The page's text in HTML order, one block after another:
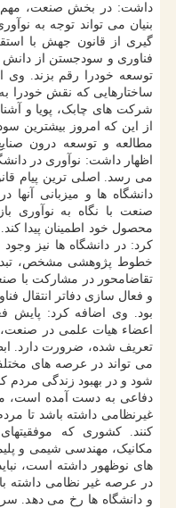
داشت: در بخش صنعت، مهم
بنیان می تواند توجه به
گیری از قانون جهش با
فناوری و سودجستن از دانش
توسعه خودرا رقم بزند. وی
ساختارهایی که نقش خودرا
شرکت های چابک، پویا و آشنا
از این که امروز بیشترین
مطالعه و توسعه درون
اظهار داشت: نوآوری در
می رسد. اصلی ترین پیام
دانشگاه ها و میزبانی
صنعت با نگاه به نوآوری
محصول خود اطمینان پیدا
کرد: در دانشگاه ها نیز وجود
خطوط پژوهشی مشخص،
تقاضامحور در مشارکت با
و فعال سازی دفاتر انتقال
بود. وی اضافه کرد: پایش
اعضاء هیات علمی در صنعت،
تعریف شده، ضرورت دارد.
می تواند در عرصه های
شود و در بهبود زندگی مردم
دفاعی به دست آمده است،
غیرنظامی داشته باشد تا
کنند. کشوری که
مکانیک، مهندسی شیمی و
های نوظهور داشته است،
در عرصه غیر نظامی داشته
و دانشگاه ها رخ می دهد.